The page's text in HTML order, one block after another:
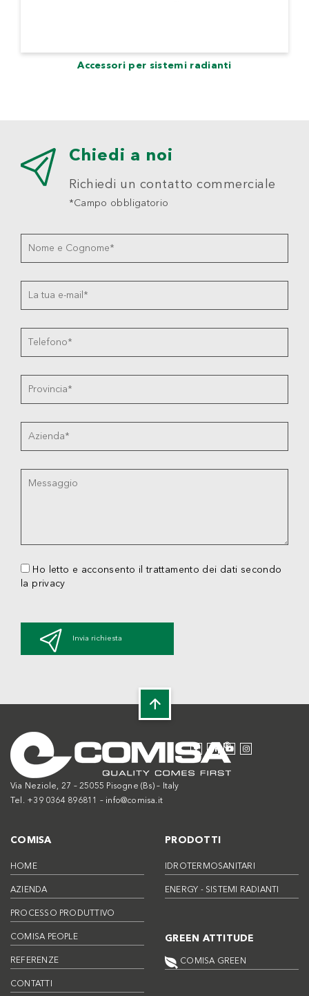
Accessori per sistemi radianti
Chiedi a noi
Richiedi un contatto commerciale
*Campo obbligatorio
Ho letto e acconsento il trattamento dei dati secondo
la privacy
Invia richiesta
Via Neziole, 27 – 25055 Pisogne (Bs) – Italy
Tel. +39 0364 896811 – info@comisa.it
COMISA
HOME
AZIENDA
PROCESSO PRODUTTIVO
COMISA PEOPLE
REFERENZE
CONTATTI
PRODOTTI
IDROTERMOSANITARI
ENERGY - SISTEMI RADIANTI
GREEN ATTITUDE
COMISA GREEN